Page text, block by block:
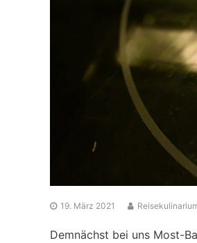
19. März 2021
Demnächst bei uns Most-